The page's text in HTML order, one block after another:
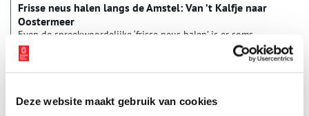
Deze website maakt gebruik van cookies
Frisse neus halen langs de Amstel: Van ’t Kalfje naar
Oostermeer
Even de spreekwoordelijke ‘frisse neus halen’ is er soms
noodgedwongen niet bij. Maar loop of fiets dan in gedachten
even mee met een mooi tochtje van de Berlagebrug in
Amsterdam naar de Bullewijk in Ouderkerk aan de Amstel.
Kalfje naar Oostermeer, langs buitenplaatsen als een plaatje.